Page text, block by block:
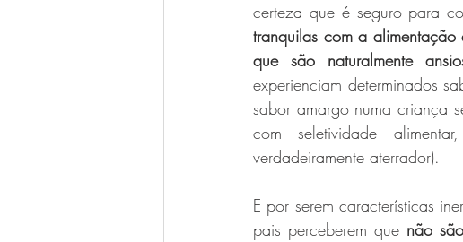
certeza que é seguro para
tranquilas com a alimentação
que são naturalmente
experienciam determinados
sabor amargo numa criança
com seletividade
verdadeiramente aterrador).
E por serem características
pais perceberem que não